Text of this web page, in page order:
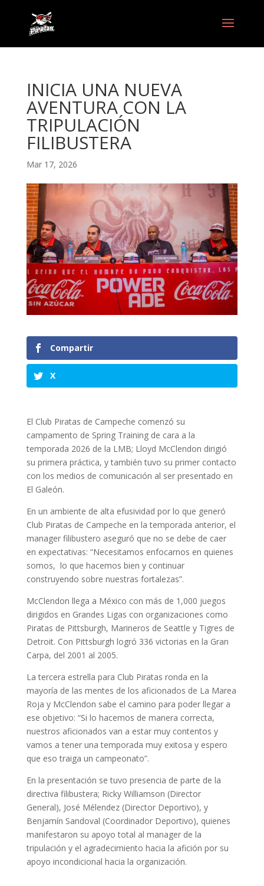
INICIA UNA NUEVA
AVENTURA CON LA
TRIPULACIÓN
FILIBUSTERA
Mar 17, 2026
Compartir
X
El Club Piratas de Campeche comenzó su
campamento de Spring Training de cara a la
temporada 2026 de la LMB; Lloyd McClendon dirigió
su primera práctica, y también tuvo su primer contacto
con los medios de comunicación al ser presentado en
El Galeón.
En un ambiente de alta efusividad por lo que generó
Club Piratas de Campeche en la temporada anterior, el
manager filibustero aseguró que no se debe de caer
en expectativas: “Necesitamos enfocarnos en quienes
somos, lo que hacemos bien y continuar
construyendo sobre nuestras fortalezas”.
McClendon llega a México con más de 1,000 juegos
dirigidos en Grandes Ligas con organizaciones como
Piratas de Pittsburgh, Marineros de Seattle y Tigres de
Detroit. Con Pittsburgh logró 336 victorias en la Gran
Carpa, del 2001 al 2005.
La tercera estrella para Club Piratas ronda en la
mayoría de las mentes de los aficionados de La Marea
Roja y McClendon sabe el camino para poder llegar a
ese objetivo: “Si lo hacemos de manera correcta,
nuestros aficionados van a estar muy contentos y
vamos a tener una temporada muy exitosa y espero
que eso traiga un campeonato”.
En la presentación se tuvo presencia de parte de la
directiva filibustera; Ricky Williamson (Director
General), José Mélendez (Director Deportivo), y
Benjamín Sandoval (Coordinador Deportivo), quienes
manifestaron su apoyo total al manager de la
tripulación y el agradecimiento hacia la afición por su
apoyo incondicional hacia la organización.